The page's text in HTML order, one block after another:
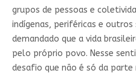
grupos de pessoas e
indígenas, periféricas e
demandado que a vida
pelo próprio povo. Nesse
desafio que não é só da